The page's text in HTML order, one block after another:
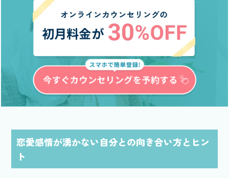
恋愛感情が湧かない自分との向き合い方とヒン
ト